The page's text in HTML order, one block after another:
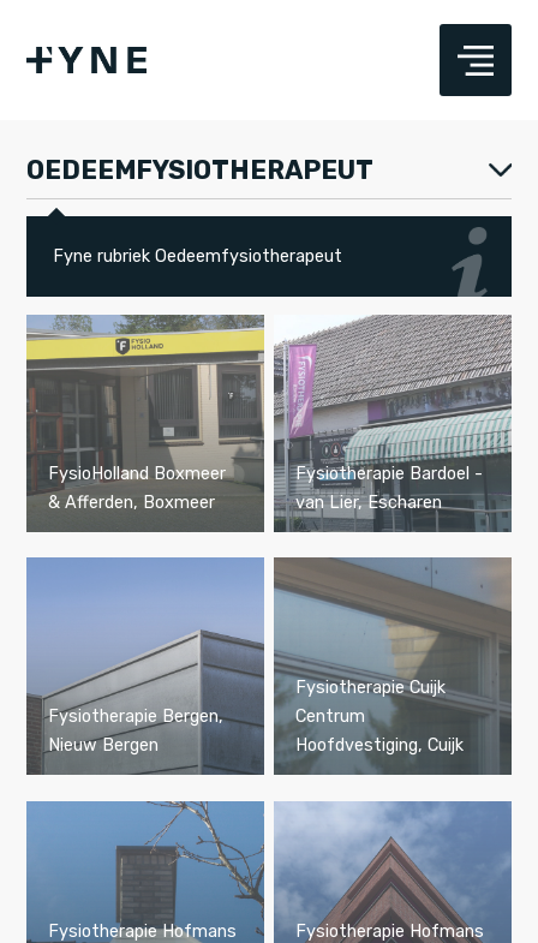
OEDEEMFYSIOTHERAPEUT
Fyne rubriek Oedeemfysiotherapeut
FysioHolland Boxmeer
& Afferden, Boxmeer
Fysiotherapie Bardoel -
van Lier, Escharen
Fysiotherapie Bergen,
Nieuw Bergen
Fysiotherapie Cuijk
Centrum
Hoofdvestiging, Cuijk
Fysiotherapie Hofmans
Fysiotherapie Hofmans